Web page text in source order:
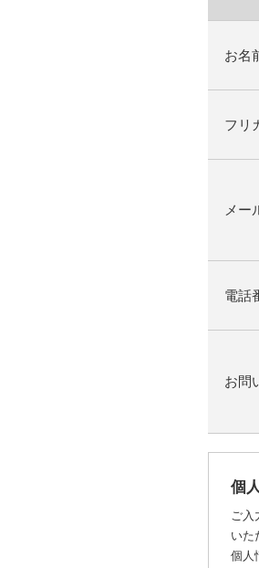
お名
フリ
メー
電話
お問
個
ご入
いた
個人